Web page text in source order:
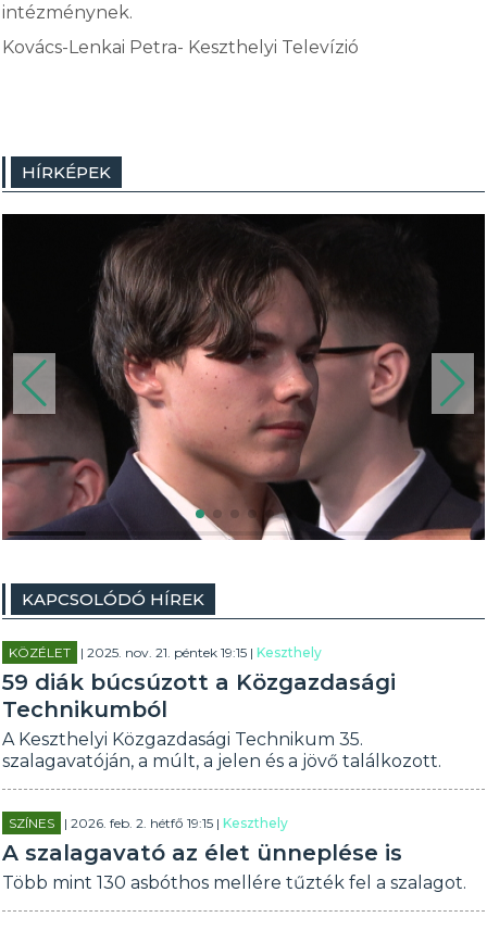
intézménynek.
Kovács-Lenkai Petra- Keszthelyi Televízió
HÍRKÉPEK
KAPCSOLÓDÓ HÍREK
KÖZÉLET | 2025. nov. 21. péntek 19:15 |Keszthely
59 diák búcsúzott a Közgazdasági
Technikumból
A Keszthelyi Közgazdasági Technikum 35.
szalagavatóján, a múlt, a jelen és a jövő találkozott.
SZÍNES | 2026. feb. 2. hétfő 19:15 |Keszthely
A szalagavató az élet ünneplése is
Több mint 130 asbóthos mellére tűzték fel a szalagot.